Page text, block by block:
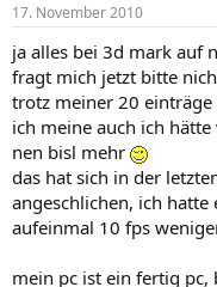
17. November 2010
ja alles bei 3d mark auf
fragt mich jetzt bitte
trotz meiner 20
ich meine auch ich
nen bisl mehr
das hat sich in der
angeschlichen, ich
aufeinmal 10 fps
mein pc ist ein fertig pc,